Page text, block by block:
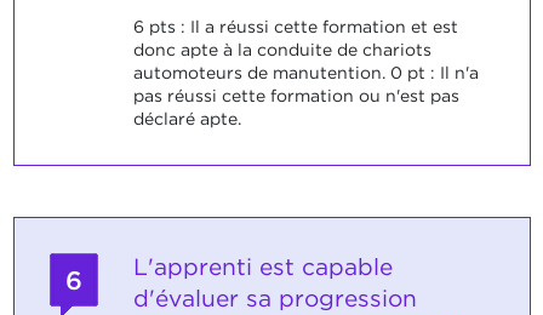
6 pts : Il a réussi cette formation et est
donc apte à la conduite de chariots
automoteurs de manutention. 0 pt : Il n'a
pas réussi cette formation ou n'est pas
déclaré apte.
6
L'apprenti est capable
d'évaluer sa progression